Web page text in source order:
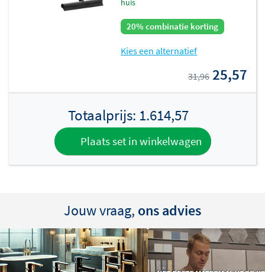
huis
20% combinatie korting
Kies een alternatief
31,96 25,57
Totaalprijs: 1.614,57
Plaats set in winkelwagen
Jouw vraag, ons advies